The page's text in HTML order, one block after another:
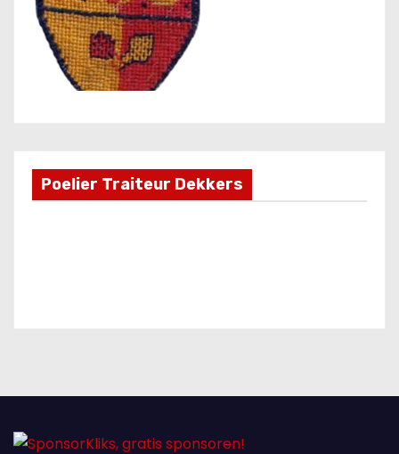
Poelier Traiteur Dekkers